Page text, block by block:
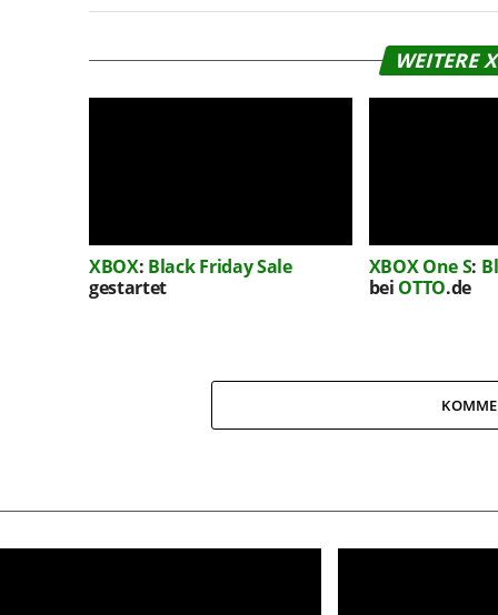
WEITERE
XBOX: Black Friday Sale
gestartet
XBOX One S:
bei OTTO.de